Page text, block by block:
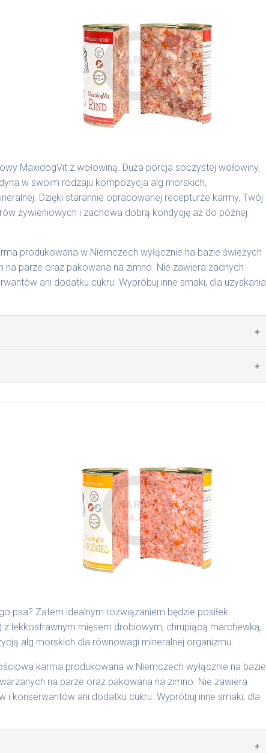
MaxidogVit z wołowiną. Duża porcja soczystej wołowiny,
w swoim rodzaju kompozycja alg morskich,
Dzięki starannie opracowanej recepturze karmy, Twój
żywieniowych i zachowa dobrą kondycję aż do późnej
produkowana w Niemczech wyłącznie na bazie świeżych
parze oraz pakowana na zimno. Nie zawiera żadnych
ani dodatku cukru. Wypróbuj inne smaki, dla uzyskania
69% wołowina, 4% ryż, 4% marchew, bulion
składnikami spożywczymi takimi jak: żołądek, wątroba,
w lodówce, nie dłużej niż 2 dni.
Indywidualne potrzeby zależne są od rasy,
g/1016 | 800 g/1024
psa? Zatem idealnym rozwiązaniem będzie posiłek
lekkostrawnym mięsem drobiowym, chrupiącą marchewką,
alg morskich dla równowagi mineralnej organizmu.
karma produkowana w Niemczech wyłącznie na bazie
na parze oraz pakowana na zimno. Nie zawiera
konserwantów ani dodatku cukru. Wypróbuj inne smaki, dla